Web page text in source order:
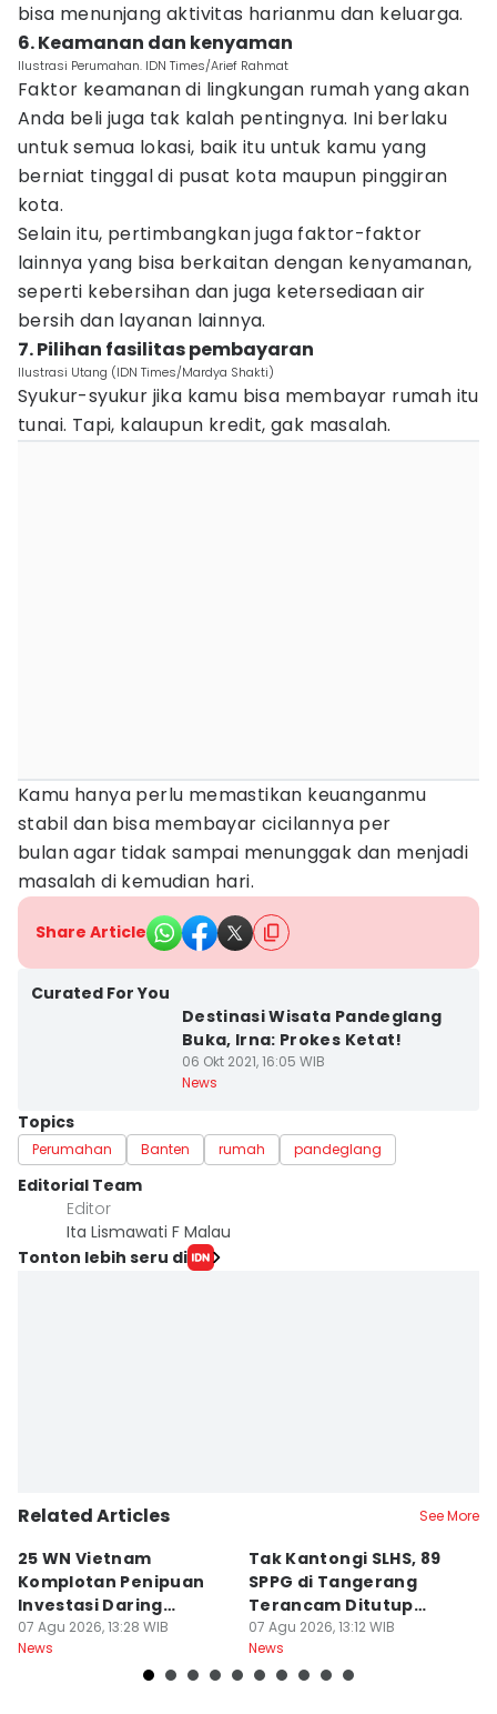
bisa menunjang aktivitas harianmu dan keluarga.
6. Keamanan dan kenyaman
Ilustrasi Perumahan. IDN Times/Arief Rahmat
Faktor keamanan di lingkungan rumah yang akan
Anda beli juga tak kalah pentingnya. Ini berlaku
untuk semua lokasi, baik itu untuk kamu yang
berniat tinggal di pusat kota maupun pinggiran
kota.
Selain itu, pertimbangkan juga faktor-faktor
lainnya yang bisa berkaitan dengan kenyamanan,
seperti kebersihan dan juga ketersediaan air
bersih dan layanan lainnya.
7. Pilihan fasilitas pembayaran
Ilustrasi Utang (IDN Times/Mardya Shakti)
Syukur-syukur jika kamu bisa membayar rumah itu
tunai. Tapi, kalaupun kredit, gak masalah.
Kamu hanya perlu memastikan keuanganmu
stabil dan bisa membayar cicilannya per
bulan agar tidak sampai menunggak dan menjadi
masalah di kemudian hari.
Share Article
Curated For You
Destinasi Wisata Pandeglang
Buka, Irna: Prokes Ketat!
06 Okt 2021, 16:05 WIB
News
Topics
Perumahan Banten rumah pandeglang
Editorial Team
Editor
Ita Lismawati F Malau
Tonton lebih seru di
Related Articles See More
25 WN Vietnam
Komplotan Penipuan
Investasi Daring
Dideportasi
07 Agu 2026, 13:28 WIB
News
Tak Kantongi SLHS, 89
SPPG di Tangerang
Terancam Ditutup
Permanen
07 Agu 2026, 13:12 WIB
News